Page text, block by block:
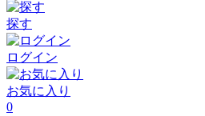
探す
ログイン
お気に入り
0